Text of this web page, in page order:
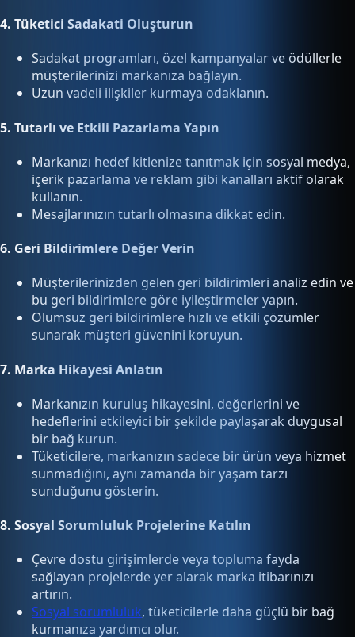
4. Tüketici Sadakati Oluşturun
Sadakat programları, özel kampanyalar ve ödüllerle
müşterilerinizi markanıza bağlayın.
Uzun vadeli ilişkiler kurmaya odaklanın.
5. Tutarlı ve Etkili Pazarlama Yapın
Markanızı hedef kitlenize tanıtmak için sosyal medya,
içerik pazarlama ve reklam gibi kanalları aktif olarak
kullanın.
Mesajlarınızın tutarlı olmasına dikkat edin.
6. Geri Bildirimlere Değer Verin
Müşterilerinizden gelen geri bildirimleri analiz edin ve
bu geri bildirimlere göre iyileştirmeler yapın.
Olumsuz geri bildirimlere hızlı ve etkili çözümler
sunarak müşteri güvenini koruyun.
7. Marka Hikayesi Anlatın
Markanızın kuruluş hikayesini, değerlerini ve
hedeflerini etkileyici bir şekilde paylaşarak duygusal
bir bağ kurun.
Tüketicilere, markanızın sadece bir ürün veya hizmet
sunmadığını, aynı zamanda bir yaşam tarzı
sunduğunu gösterin.
8. Sosyal Sorumluluk Projelerine Katılın
Çevre dostu girişimlerde veya topluma fayda
sağlayan projelerde yer alarak marka itibarınızı
artırın.
Sosyal sorumluluk, tüketicilerle daha güçlü bir bağ
kurmanıza yardımcı olur.